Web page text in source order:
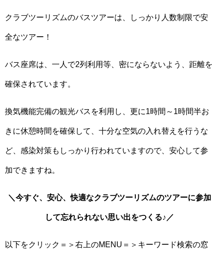
クラブツーリズムのバスツアーは、しっかり人数制限で安
全なツアー！
バス座席は、一人で2列利用等、密にならないよう、距離を
確保されています。
換気機能完備の観光バスを利用し、更に1時間～1時間半お
きに休憩時間を確保して、十分な空気の入れ替えを行うな
ど、感染対策もしっかり行われていますので、安心して参
加できますね。
＼今すぐ、安心、快適なクラブツーリズムのツアーに参加
して忘れられない思い出をつくる♪／
以下をクリック＝＞右上のMENU＝＞キーワード検索の窓